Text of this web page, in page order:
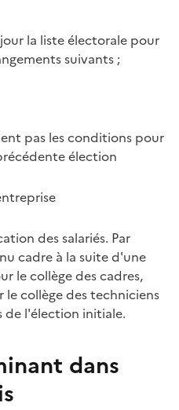
la liste électorale pour
suivants ;
pas les conditions pour
élection
des salariés. Par
cadre à la suite d'une
le collège des cadres,
collège des techniciens
de l'élection initiale.
dans